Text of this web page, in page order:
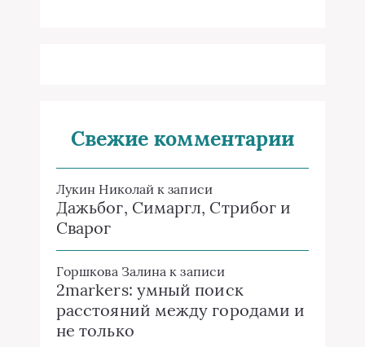
Свежие комментарии
Лукин Николай к записи
Дажьбог, Симаргл, Стрибог и
Сварог
Горшкова Залина к записи
2markers: умный поиск
расстояний между городами и
не только